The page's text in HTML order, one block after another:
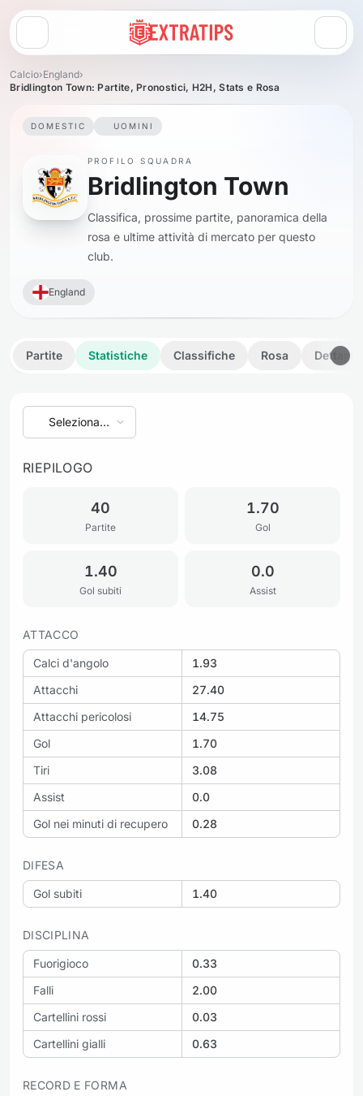
Apri menu
Calcio›England›
Bridlington Town: Partite, Pronostici, H2H, Stats e Rosa
DOMESTIC UOMINI
PROFILO SQUADRA
Bridlington Town
Classifica, prossime partite, panoramica della
rosa e ultime attività di mercato per questo
club.
England
Partite Statistiche Classifiche Rosa Dettagli
Seleziona
stagione
RIEPILOGO
40
Partite
1.70
Gol
1.40
Gol subiti
0.0
Assist
ATTACCO
Calci d'angolo
1.93
Attacchi
27.40
Attacchi pericolosi
14.75
Gol
1.70
Tiri
3.08
Assist
0.0
Gol nei minuti di recupero
0.28
DIFESA
Gol subiti 1.40
DISCIPLINA
Fuorigioco
0.33
Falli
2.00
Cartellini rossi
0.03
Cartellini gialli
0.63
RECORD E FORMA